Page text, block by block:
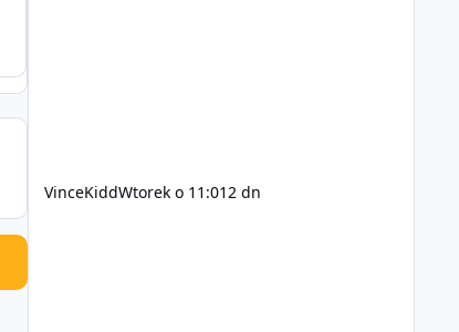
VinceKiddWtorek o 11:012 dn